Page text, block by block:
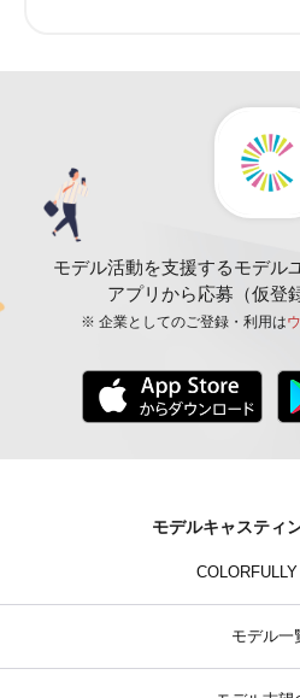
モデル活動を支援するモデル
アプリから応募（仮登
※ 企業としてのご登録・利用は
モデルキャスティ
モデル一